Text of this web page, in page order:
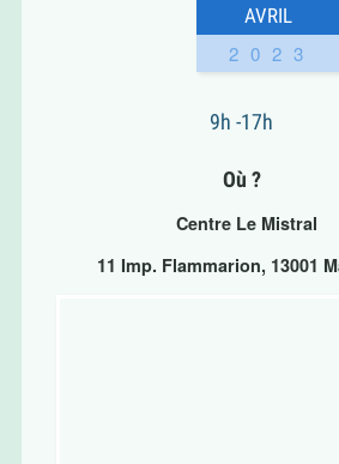
AVRIL
2023
9h -17h
Où ?
Centre Le Mistral
11 Imp. Flammarion, 13001